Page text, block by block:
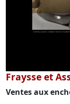
Fraysse et
Ventes aux